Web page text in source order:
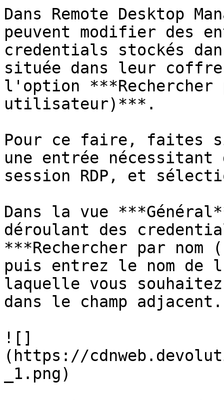
Dans Remote Desktop
peuvent modifier des
credentials stockés
située dans leur
l'option ***Rechercher
utilisateur)***.
Pour ce faire, faites
une entrée nécessitant
session RDP, et
Dans la vue
déroulant des
***Rechercher par
puis entrez le nom
laquelle vous
dans le champ adjacent.
![]
(https://
_1.png)